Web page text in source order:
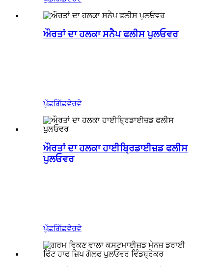
ਔਰਤਾਂ ਦਾ ਹਲਕਾ ਸਨੈਪ ਫਲੀਸ ਪੁਲਓਵਰ
ਪੁੱਛਗਿੱਛਵੇਰਵੇ
ਔਰਤਾਂ ਦਾ ਹਲਕਾ ਹਾਈਬ੍ਰਿਡਾਈਜ਼ਡ ਫਲੀਸ
ਪੁਲਓਵਰ
ਪੁੱਛਗਿੱਛਵੇਰਵੇ